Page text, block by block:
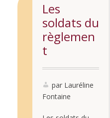
juillet 2018 aux
éditions l’Epitoge
dans l’ouvrage
« Liberté(s) ! En
Turquie ? En
Laboratoire
Méditerranéen
Lire la
suite...
Les
soldats du
règlemen
t
par Lauréline
Fontaine